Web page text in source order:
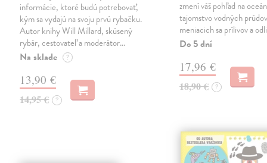
informácie, ktoré budú potrebovať,
kým sa vydajú na svoju prvú rybačku.
Autor knihy Will Millard, skúsený
rybár, cestovateľ a moderátor…
Na sklade ?
13,90 €
14,95 € ?
zmení váš pohľad na
tajomstvo vodných
meniacich sa prílivov a
Do 5 dní
17,96 €
18,90 € ?